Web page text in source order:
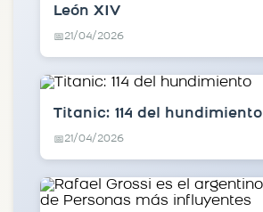
León XIV
📅21/04/2026
Titanic: 114 del hundimiento
📅21/04/2026